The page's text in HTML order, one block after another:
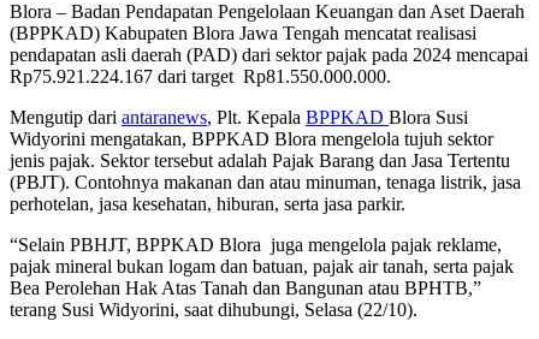
Blora – Badan Pendapatan Pengelolaan Keuangan dan Aset Daerah
(BPPKAD) Kabupaten Blora Jawa Tengah mencatat realisasi
pendapatan asli daerah (PAD) dari sektor pajak pada 2024 mencapai
Rp75.921.224.167 dari target Rp81.550.000.000.
Mengutip dari antaranews, Plt. Kepala BPPKAD Blora Susi
Widyorini mengatakan, BPPKAD Blora mengelola tujuh sektor
jenis pajak. Sektor tersebut adalah Pajak Barang dan Jasa Tertentu
(PBJT). Contohnya makanan dan atau minuman, tenaga listrik, jasa
perhotelan, jasa kesehatan, hiburan, serta jasa parkir.
“Selain PBHJT, BPPKAD Blora juga mengelola pajak reklame,
pajak mineral bukan logam dan batuan, pajak air tanah, serta pajak
Bea Perolehan Hak Atas Tanah dan Bangunan atau BPHTB,”
terang Susi Widyorini, saat dihubungi, Selasa (22/10).